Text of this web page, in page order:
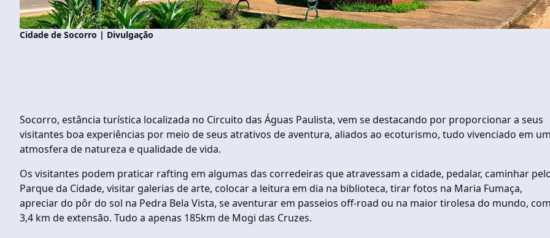
Cidade de Socorro | Divulgação
Socorro, estância turística localizada no Circuito das Águas Paulista, vem se destacando por proporcionar a seus
visitantes boa experiências por meio de seus atrativos de aventura, aliados ao ecoturismo, tudo vivenciado em
atmosfera de natureza e qualidade de vida.
Os visitantes podem praticar rafting em algumas das corredeiras que atravessam a cidade, pedalar, caminhar
Parque da Cidade, visitar galerias de arte, colocar a leitura em dia na biblioteca, tirar fotos na Maria Fumaça,
apreciar do pôr do sol na Pedra Bela Vista, se aventurar em passeios off-road ou na maior tirolesa do mundo,
3,4 km de extensão. Tudo a apenas 185km de Mogi das Cruzes.